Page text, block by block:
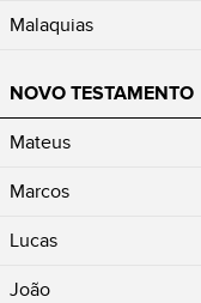
Malaquias
NOVO TESTAMENTO
Mateus
Marcos
Lucas
João